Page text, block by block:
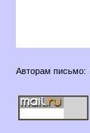
Авторам письмо: